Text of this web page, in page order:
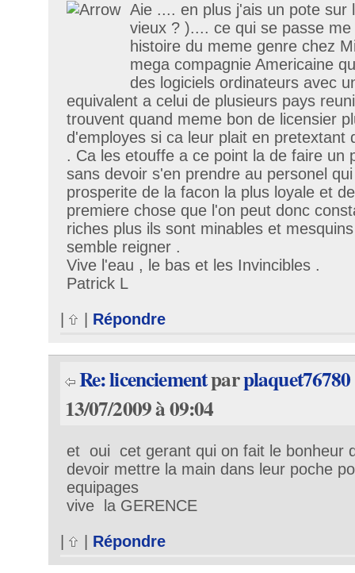
Aie .... en plus j'ais un pote sur
vieux ? ).... ce qui se passe
histoire du meme genre chez
mega compagnie Americaine
des logiciels ordinateurs avec
equivalent a celui de plusieurs pays
trouvent quand meme bon de licensier
d'employes si ca leur plait en pretextant
. Ca les etouffe a ce point la de faire un
sans devoir s'en prendre au personel
prosperite de la facon la plus loyale et
premiere chose que l'on peut donc
riches plus ils sont minables et
semble reigner .
Vive l'eau , le bas et les Invincibles .
Patrick L
Répondre
Re: licenciementparplaquet76780
13/07/2009 à 09:04
et oui cet gerant qui on fait le bonheur
devoir mettre la main dans leur poche
equipages
vive la GERENCE
| | Répondre